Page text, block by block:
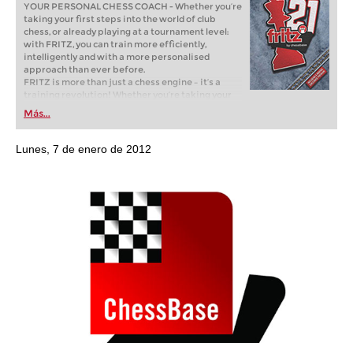
YOUR PERSONAL CHESS COACH - Whether you’re
taking your first steps into the world of club
chess, or already playing at a tournament level:
with FRITZ, you can train more efficiently,
intelligently and with a more personalised
approach than ever before.
FRITZ is more than just a chess engine – it’s a
training revolution! Whether you’re taking your
first steps into the world of club chess, or already
playing at a tournament level: with FRITZ, you can
train more efficiently, intelligently and with a
more personalised approach than ever before.
Más...
Lunes, 7 de enero de 2012